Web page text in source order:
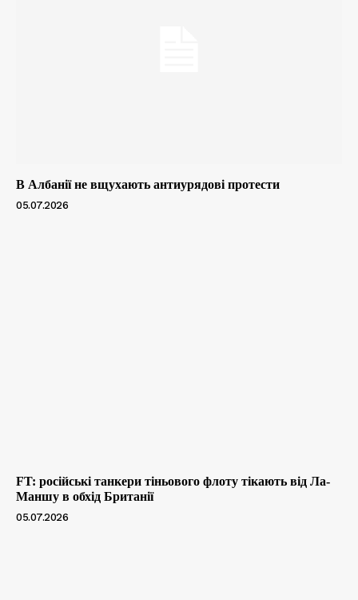
В Албанії не вщухають антиурядові протести
05.07.2026
FT: російські танкери тіньового флоту тікають від Ла-
Маншу в обхід Британії
05.07.2026